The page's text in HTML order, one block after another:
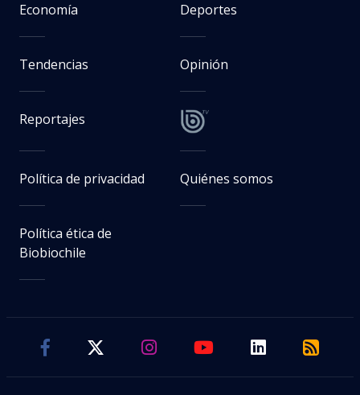
Economía Deportes
Tendencias Opinión
Reportajes
Política de privacidad Quiénes somos
Política ética de
Biobiochile